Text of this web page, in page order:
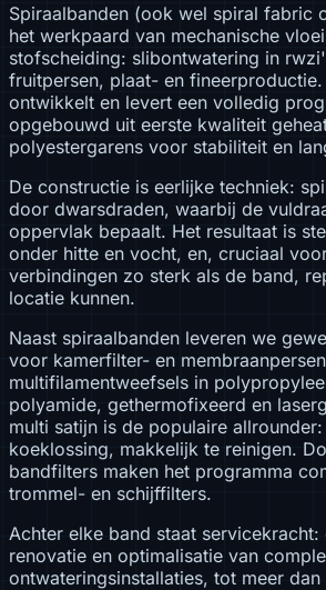
Spiraalbanden (ook wel spiral fabric
het werkpaard van mechanische
stofscheiding: slibontwatering in
fruitpersen, plaat- en
ontwikkelt en levert een volledig
opgebouwd uit eerste kwaliteit
polyestergarens voor stabiliteit en
De constructie is eerlijke techniek:
door dwarsdraden, waarbij de
oppervlak bepaalt. Het resultaat is
onder hitte en vocht, en, cruciaal
verbindingen zo sterk als de band,
locatie kunnen.
Naast spiraalbanden leveren we
voor kamerfilter- en
multifilamentweefsels in
polyamide, gethermofixeerd en
multi satijn is de populaire
koeklossing, makkelijk te reinigen.
bandfilters maken het programma
trommel- en schijffilters.
Achter elke band staat servicekracht:
renovatie en optimalisatie van
ontwateringsinstallaties, tot meer